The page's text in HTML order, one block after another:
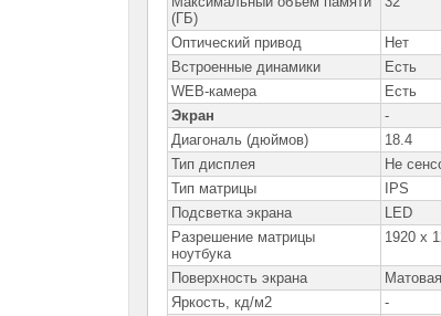
(ГБ)
Оптический привод
Нет
Встроенные динамики
Есть
WEB-камера
Есть
Экран
-
Диагональ (дюймов)
18.4
Тип дисплея
Не
Тип матрицы
IPS
Подсветка экрана
LED
Разрешение матрицы
ноутбука
1920 x
Поверхность экрана
Матовая
Яркость, кд/м2
-